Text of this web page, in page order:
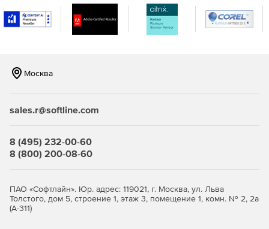
Металлические конструкции, деревянные конструкции,
системе ГРУНТ, а также реализованы расчетные
сочетания нагрузок по Еврокоду.
расчета сечений стержней и пластин.
Реализована утилита расчета листа настила и
Москва
sales.r@softline.com
8 (495) 232-00-60
8 (800) 200-08-60
ПАО «Софтлайн». Юр. адрес: 119021, г. Москва, ул. Льва
Толстого, дом 5, строение 1, этаж 3, помещение 1, комн. № 2, 2а
(А-311)